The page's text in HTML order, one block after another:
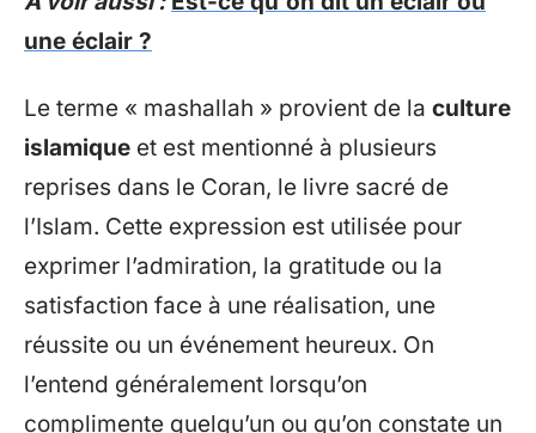
une éclair ?
Le terme « mashallah » provient de la culture
islamique et est mentionné à plusieurs
reprises dans le Coran, le livre sacré de
l’Islam. Cette expression est utilisée pour
exprimer l’admiration, la gratitude ou la
satisfaction face à une réalisation, une
réussite ou un événement heureux. On
l’entend généralement lorsqu’on
complimente quelqu’un ou qu’on constate un